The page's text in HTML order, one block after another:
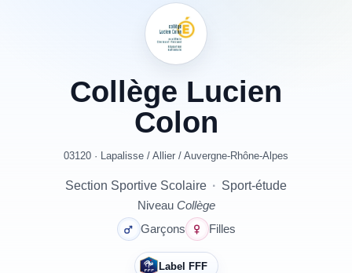
Collège Lucien
Colon
03120 · Lapalisse / Allier / Auvergne-Rhône-Alpes
Section Sportive Scolaire · Sport-étude
Niveau Collège
Garçons
Filles
Label FFF